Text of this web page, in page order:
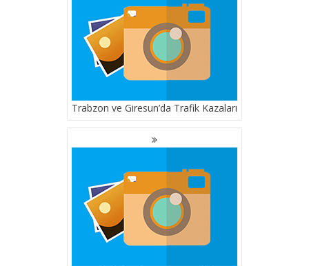
Trabzon ve Giresun’da Trafik Kazaları